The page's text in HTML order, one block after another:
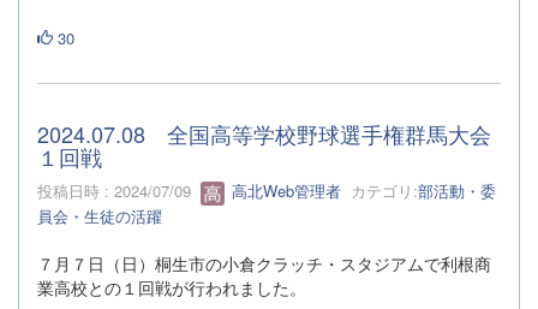
30
2024.07.08 全国高等学校野球選手権群馬大会
１回戦
投稿日時 : 2024/07/09 高北Web管理者 カテゴリ:部活動・委
員会・生徒の活躍
７月７日（日）桐生市の小倉クラッチ・スタジアムで利根商
業高校との１回戦が行われました。